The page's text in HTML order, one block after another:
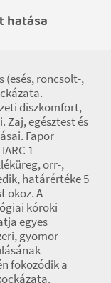
hatása
(esés, roncsolt-,
diszkomfort,
Zaj, egésztest és
Fapor
1
orr-,
határértéke 5
okoz. A
kóroki
egyes
gyomor-
fokozódik a